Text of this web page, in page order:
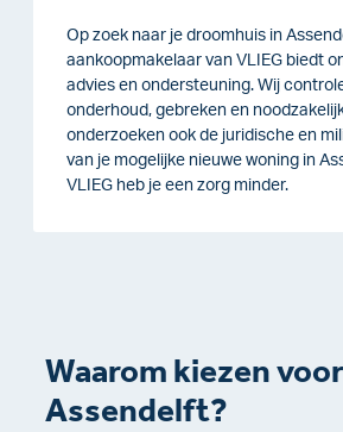
Op zoek naar je droomhuis in
aankoopmakelaar van VLIEG biedt
advies en ondersteuning. Wij
onderhoud, gebreken en
onderzoeken ook de juridische en
van je mogelijke nieuwe woning in
VLIEG heb je een zorg minder.
Waarom kiezen voor
Assendelft?